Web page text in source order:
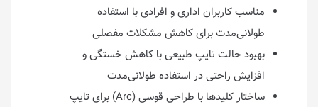
مناسب کاربران اداری و افرادی با استفاده
طولانی‌مدت برای کاهش مشکلات مفصلی
بهبود حالت تایپ طبیعی با کاهش خستگی و
افزایش راحتی در استفاده طولانی‌مدت
ساختار کلیدها با طراحی قوسی (Arc) برای تایپ